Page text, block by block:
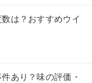
は？おすすめウイ
あり？味の評価・